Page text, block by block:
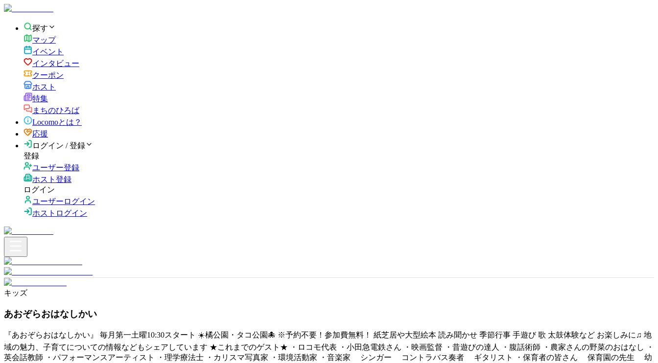
探す
マップ
イベント
インタビュー
クーポン
ホスト
特集
まちのひろば
Locomoとは？
応援
ログイン / 登録
登録
ユーザー登録
ホスト登録
ログイン
ユーザーログイン
ホストログイン
キッズ
あおぞらおはなしかい
『あおぞらおはなしかい』 毎月第一土曜10:30スタート ☀️橘公園・タコ公園🐙 ※予約不要！参加費無料！ 紙芝居や大型絵本 読み聞かせ 季節行事 手遊び 歌 太鼓体験など お楽しみに♫ 地
域の魅力、子育てについての情報などもシェアしています ★これまでのゲスト★ ・ロコモ代表 ・小田急電鉄さん ・映画監督 ・昔遊びの達人 ・腹話術師 ・農家さんの野菜のおはなし ・
英会話教師 ・パフォーマンスアーティスト ・理学療法士 ・カリスマ写真家 ・環境活動家 ・音楽家 シンガー コントラバス奏者 ギタリスト ・保育者の皆さん 保育園の先生 幼